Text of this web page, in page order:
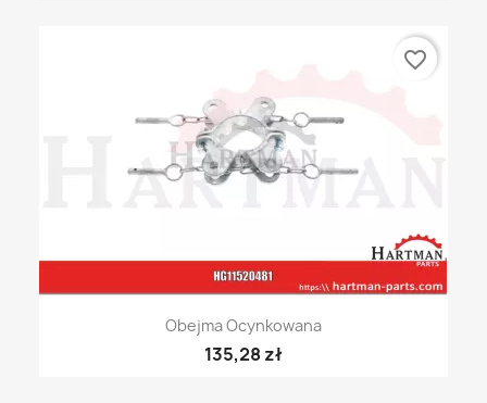
Obejma Ocynkowana
135,28 zł
favorite_border